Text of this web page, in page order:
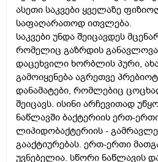
ასეთი საკვები ყველაზე
საფაღარათოდ ითვლება.
საკვები უნდა შეიცავდეს
რომელიც გაზრდის
დაცეხვილი ხორბლის პური,
გამოიყენება აგრეთვე
დანამატები, რომლებიც
შეიცავს. ისინი არჩევითად
ნაწლავში ბაქტერიის ერთ-
ლიპიდობაქტერიის -
გააქტიურებას. ერთ-ერთი
უვნებელია. სწორი ნაწლავის